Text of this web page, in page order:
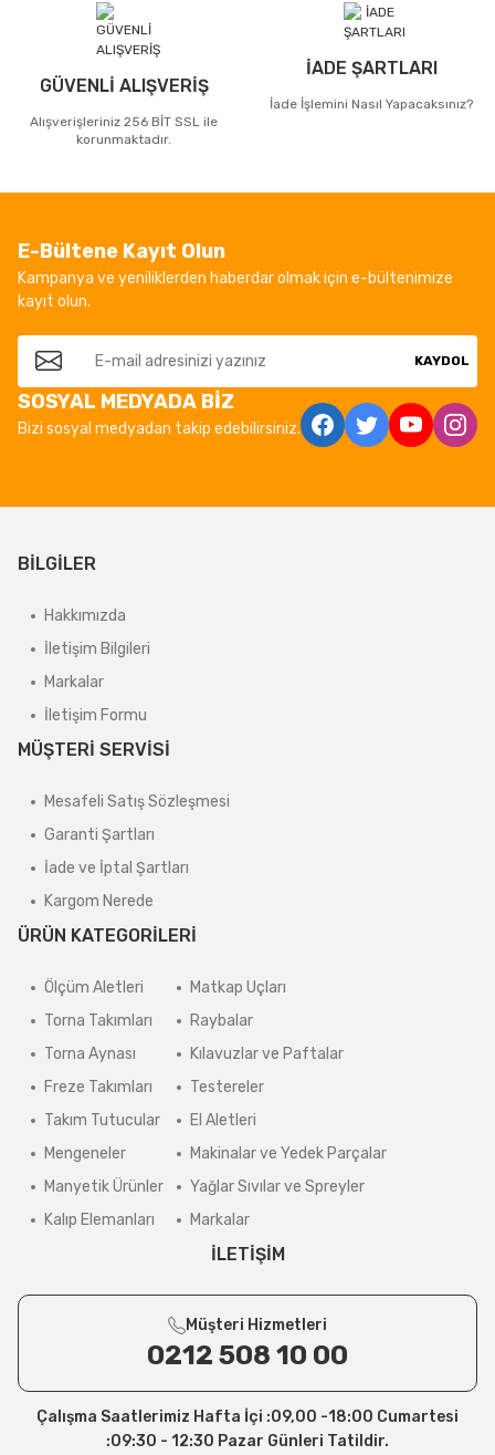
GÜVENLİ ALIŞVERİŞ
Alışverişleriniz 256 BİT SSL ile
korunmaktadır.
İADE ŞARTLARI
İade İşlemini Nasıl Yapacaksınız?
E-Bültene Kayıt Olun
Kampanya ve yeniliklerden haberdar olmak için e-bültenimize
kayıt olun.
KAYDOL
SOSYAL MEDYADA BİZ
Bizi sosyal medyadan takip edebilirsiniz.
BİLGİLER
Hakkımızda
İletişim Bilgileri
Markalar
İletişim Formu
MÜŞTERİ SERVİSİ
Mesafeli Satış Sözleşmesi
Garanti Şartları
İade ve İptal Şartları
Kargom Nerede
ÜRÜN KATEGORİLERİ
Ölçüm Aletleri
Torna Takımları
Torna Aynası
Freze Takımları
Takım Tutucular
Mengeneler
Manyetik Ürünler
Kalıp Elemanları
Matkap Uçları
Raybalar
Kılavuzlar ve Paftalar
Testereler
El Aletleri
Makinalar ve Yedek Parçalar
Yağlar Sıvılar ve Spreyler
Markalar
İLETİŞİM
Müşteri Hizmetleri
0212 508 10 00
Çalışma Saatlerimiz Hafta İçi :09,00 -18:00 Cumartesi
:09:30 - 12:30 Pazar Günleri Tatildir.